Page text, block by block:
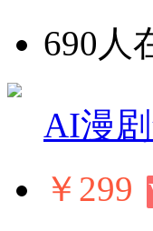
690人
AI漫
￥299